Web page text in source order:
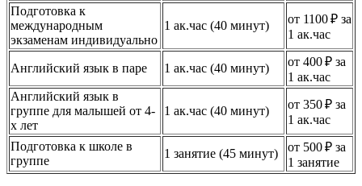
Подготовка к
международным
экзаменам индивидуально
1 ак.час (40 минут)
от 1100 ₽ за
1 ак.час
Английский язык в паре 1 ак.час (40 минут)
от 400 ₽ за
1 ак.час
Английский язык в
группе для малышей от 4-
х лет
1 ак.час (40 минут)
от 350 ₽ за
1 ак.час
Подготовка к школе в
группе
1 занятие (45 минут)
от 500 ₽ за
1 занятие